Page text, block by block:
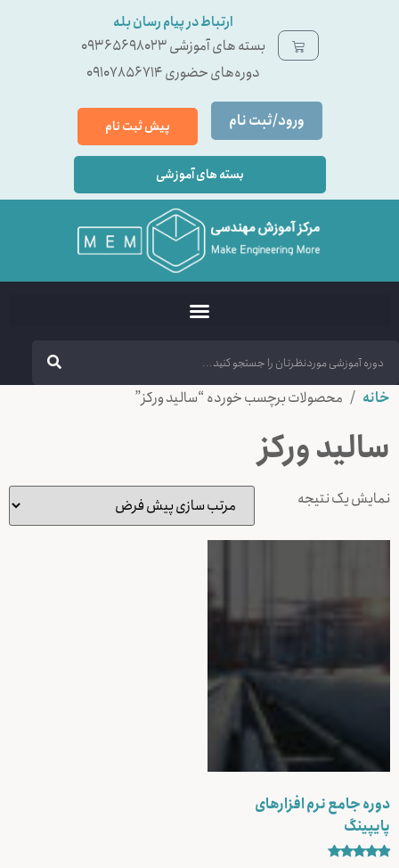
ارتباط در پیام رسان بله
بسته ‌های آموزشی 09365698023
دوره‌های حضوری 09107856714
ورود/ثبت نام پیش ثبت نام
بسته های آموزشی
خانه / محصولات برچسب خورده “ساليد وركز”
ساليد وركز
نمایش یک نتیجه
دوره جامع نرم افزارهای
پایپینگ